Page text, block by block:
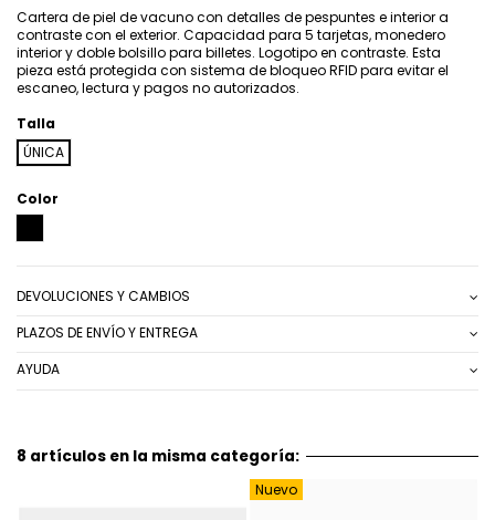
Cartera de piel de vacuno con detalles de pespuntes e interior a
contraste con el exterior. Capacidad para 5 tarjetas, monedero
interior y doble bolsillo para billetes. Logotipo en contraste. Esta
pieza está protegida con sistema de bloqueo RFID para evitar el
escaneo, lectura y pagos no autorizados.
Talla
ÚNICA
Color
DEVOLUCIONES Y CAMBIOS
PLAZOS DE ENVÍO Y ENTREGA
AYUDA
8 artículos en la misma categoría:
Nuevo